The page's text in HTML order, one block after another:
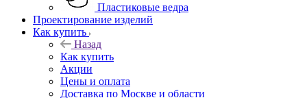
Пластиковые ведра
Проектирование изделий
Как купить
Назад
Как купить
Акции
Цены и оплата
Доставка по Москве и области